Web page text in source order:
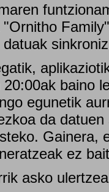
"Ornitho
datuak
20:00ak baino
egunetik
da
Gainera,
ez
asko